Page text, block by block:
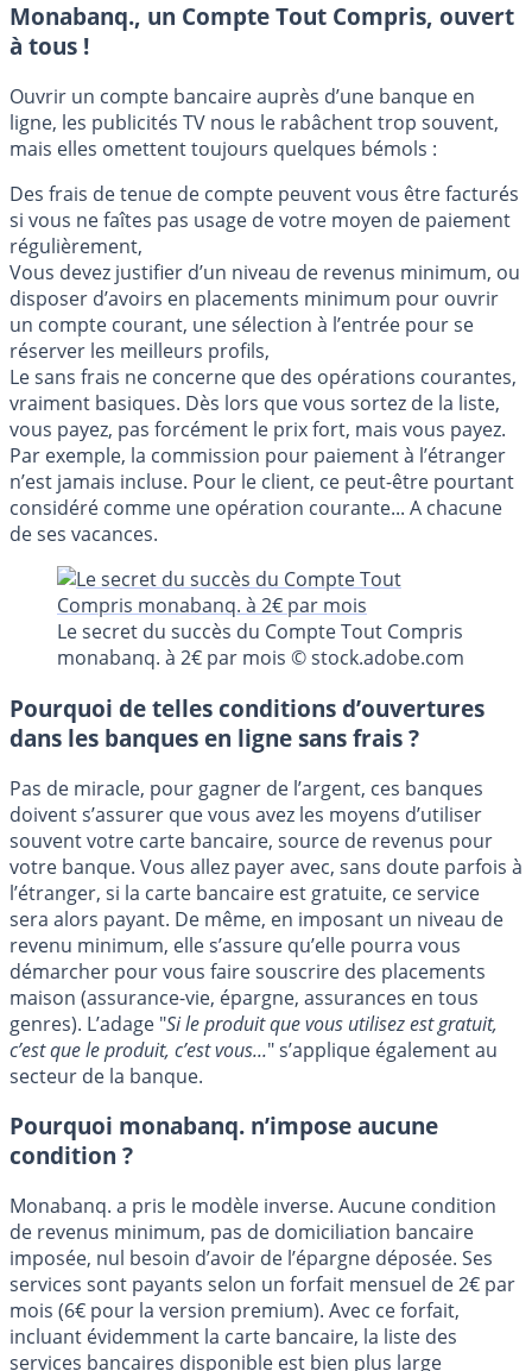
Monabanq., un Compte Tout Compris, ouvert
à tous !
Ouvrir un compte bancaire auprès d’une banque en
ligne, les publicités TV nous le rabâchent trop souvent,
mais elles omettent toujours quelques bémols :
Des frais de tenue de compte peuvent vous être facturés
si vous ne faîtes pas usage de votre moyen de paiement
régulièrement,
Vous devez justifier d’un niveau de revenus minimum, ou
disposer d’avoirs en placements minimum pour ouvrir
un compte courant, une sélection à l’entrée pour se
réserver les meilleurs profils,
Le sans frais ne concerne que des opérations courantes,
vraiment basiques. Dès lors que vous sortez de la liste,
vous payez, pas forcément le prix fort, mais vous payez.
Par exemple, la commission pour paiement à l’étranger
n’est jamais incluse. Pour le client, ce peut-être pourtant
considéré comme une opération courante... A chacune
de ses vacances.
Le secret du succès du Compte Tout Compris
monabanq. à 2€ par mois © stock.adobe.com
Pourquoi de telles conditions d’ouvertures
dans les banques en ligne sans frais ?
Pas de miracle, pour gagner de l’argent, ces banques
doivent s’assurer que vous avez les moyens d’utiliser
souvent votre carte bancaire, source de revenus pour
votre banque. Vous allez payer avec, sans doute parfois à
l’étranger, si la carte bancaire est gratuite, ce service
sera alors payant. De même, en imposant un niveau de
revenu minimum, elle s’assure qu’elle pourra vous
démarcher pour vous faire souscrire des placements
maison (assurance-vie, épargne, assurances en tous
genres). L’adage "Si le produit que vous utilisez est gratuit,
c’est que le produit, c’est vous..." s’applique également au
secteur de la banque.
Pourquoi monabanq. n’impose aucune
condition ?
Monabanq. a pris le modèle inverse. Aucune condition
de revenus minimum, pas de domiciliation bancaire
imposée, nul besoin d’avoir de l’épargne déposée. Ses
services sont payants selon un forfait mensuel de 2€ par
mois (6€ pour la version premium). Avec ce forfait,
incluant évidemment la carte bancaire, la liste des
services bancaires disponible est bien plus large